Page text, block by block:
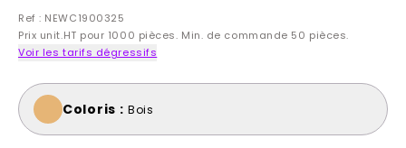
Ref : NEWC1900325
Prix unit.HT pour 1000 pièces. Min. de commande 50 pièces.
Voir les tarifs dégressifs
Coloris : Bois